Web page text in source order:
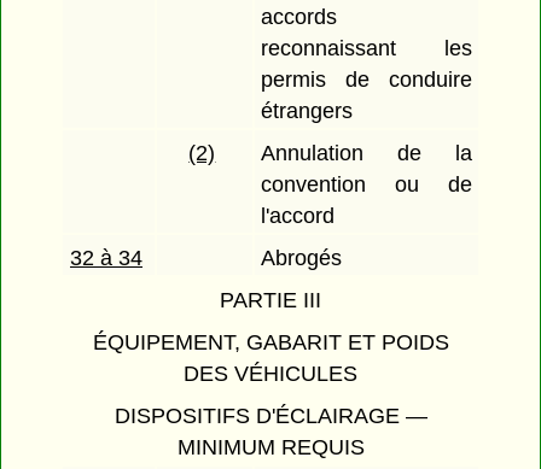
accords
reconnaissant les
permis de conduire
étrangers
(2)
Annulation de la
convention ou de
l'accord
32 à 34
Abrogés
PARTIE III
ÉQUIPEMENT, GABARIT ET POIDS
DES VÉHICULES
DISPOSITIFS D'ÉCLAIRAGE —
MINIMUM REQUIS